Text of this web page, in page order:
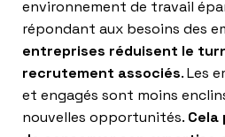
environnement de travail
répondant aux besoins des
entreprises réduisent le
recrutement associés. Les
et engagés sont moins
nouvelles opportunités. Cela